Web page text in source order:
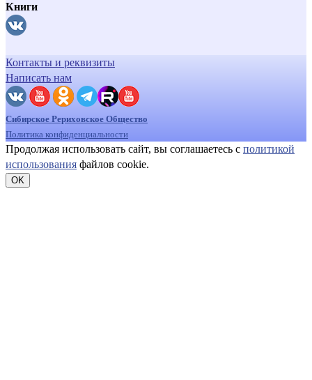
Книги
Контакты и реквизиты
Написать нам
Сибирское Рериховское Общество
Политика конфиденциальности
Продолжая использовать сайт, вы соглашаетесь с политикой
использования файлов cookie.
OK